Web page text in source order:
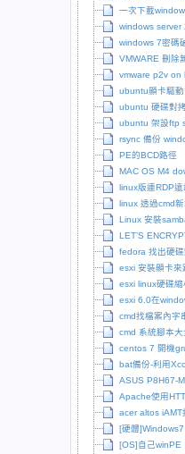
一次下載
windows server
windows 7密碼
VMWARE 刪除
vmware p2v on
ubuntu顯卡驅
ubuntu 硬碟對
ubuntu 架設ftp
rsync 備份
PE的BCD路徑
MAC OS M4
linux版連RDP
linux 透過cmd
Linux 安裝
LET’S
fedora 找出硬
esxi 安裝顯卡
esxi linux硬碟縮
esxi 6.0在
cmd找檔案內字
cmd 系統腳本大
centos 7 開機
bat備份-利用
ASUS P8H67-
Apache使用
acer altos iAMT
[硬體
[OS]自己winPE